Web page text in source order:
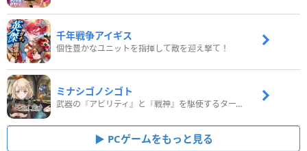
千年戦争アイギス
個性豊かなユニットを指揮して敵を迎え撃て！
ミナシゴノシゴト
武器の『アビリティ』と『戦神』を駆使するターン制コマンドバトルRPG！
PCゲームをもっと見る